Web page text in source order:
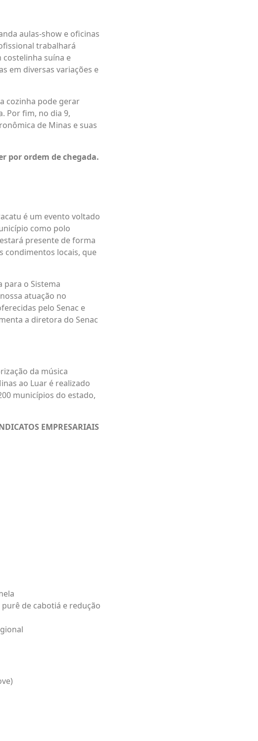
aulas-show e oficinas
trabalhará
suína e
em diversas variações e
cozinha pode gerar
Por fim, no dia 9,
de Minas e suas
por ordem de chegada.
é um evento voltado
como polo
presente de forma
condimentos locais, que
para o Sistema
atuação no
pelo Senac e
a diretora do Senac
da música
ao Luar é realizado
municípios do estado,
EMPRESARIAIS
de cabotiá e redução